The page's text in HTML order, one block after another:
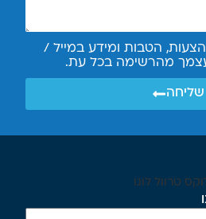
הטבות ומידע במייל /
שליחה